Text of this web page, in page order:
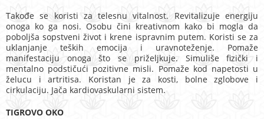
Takođe se koristi za telesnu vitalnost. Revitalizuje energiju
onoga ko ga nosi. Osobu čini kreativnom kako bi mogla da
poboljša sopstveni život i krene ispravnim putem. Koristi se za
uklanjanje teških emocija i uravnoteženje. Pomaže
manifestaciju onoga što se priželjkuje. Simuliše fizički i
mentalno podstičući pozitivne misli. Pomaže kod napetosti u
želucu i artritisa. Koristan je za kosti, bolne zglobove i
cirkulaciju. Jača kardiovaskularni sistem.
TIGROVO OKO